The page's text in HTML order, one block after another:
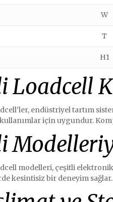
W
T
H1
Loadcell
endüstriyel tartım
için uygundur.
modelleri, çeşitli
kesintisiz bir deneyim sağlar.